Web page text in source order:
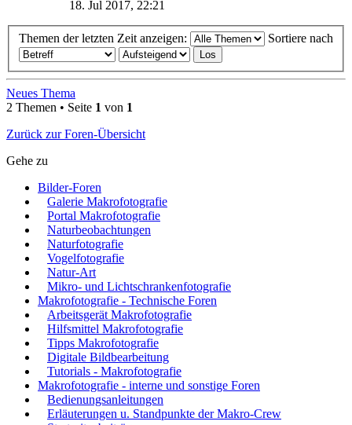
18. Jul 2017, 22:21
Themen der letzten Zeit anzeigen: Sortiere nach
Neues Thema
2 Themen • Seite 1 von 1
Zurück zur Foren-Übersicht
Gehe zu
Bilder-Foren
Galerie Makrofotografie
Portal Makrofotografie
Naturbeobachtungen
Naturfotografie
Vogelfotografie
Natur-Art
Mikro- und Lichtschrankenfotografie
Makrofotografie - Technische Foren
Arbeitsgerät Makrofotografie
Hilfsmittel Makrofotografie
Tipps Makrofotografie
Digitale Bildbearbeitung
Tutorials - Makrofotografie
Makrofotografie - interne und sonstige Foren
Bedienungsanleitungen
Erläuterungen u. Standpunkte der Makro-Crew